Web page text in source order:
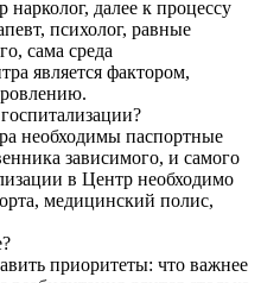
нарколог, далее к процессу
психолог, равные
сама среда
является фактором,
необходимы паспортные
зависимого, и самого
в Центр необходимо
медицинский полис,
приоритеты: что важнее